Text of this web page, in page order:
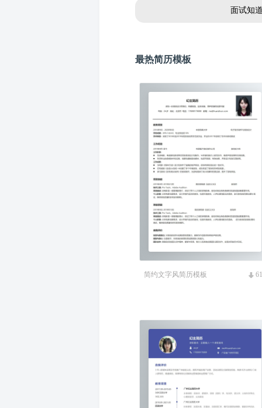
面试知
最热简历模板
简约文字风简历模板